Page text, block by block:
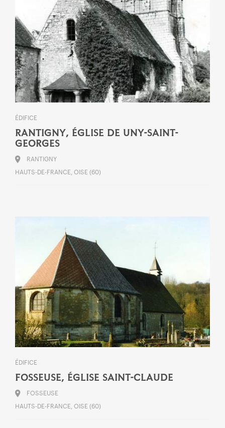
ÉDIFICE
RANTIGNY, ÉGLISE DE UNY-SAINT-
GEORGES
RANTIGNY
HAUTS-DE-FRANCE, OISE (60)
ÉDIFICE
FOSSEUSE, ÉGLISE SAINT-CLAUDE
FOSSEUSE
HAUTS-DE-FRANCE, OISE (60)